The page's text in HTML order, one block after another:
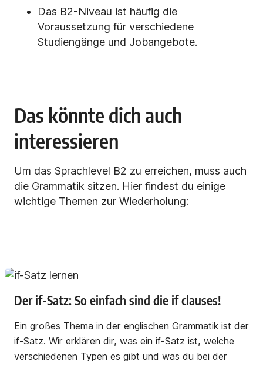
Das B2-Niveau ist häufig die
Voraussetzung für verschiedene
Studiengänge und Jobangebote.
Das könnte dich auch
interessieren
Um das Sprachlevel B2 zu erreichen, muss auch
die Grammatik sitzen. Hier findest du einige
wichtige Themen zur Wiederholung:
Der if-Satz: So einfach sind die if clauses!
Ein großes Thema in der englischen Grammatik ist der
if-Satz. Wir erklären dir, was ein if-Satz ist, welche
verschiedenen Typen es gibt und was du bei der